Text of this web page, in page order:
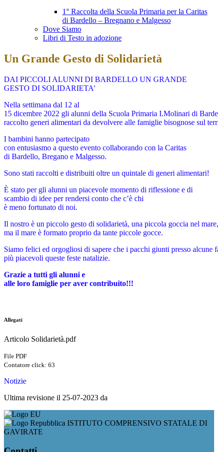
1° Raccolta della Scuola Primaria per la Caritas
di Bardello – Bregnano e Malgesso
Dove Siamo
Libri di Testo in adozione
Un Grande Gesto di Solidarietà
DAI PICCOLI ALUNNI DI BARDELLO UN GRANDE
GESTO DI SOLIDARIETA'
Nella settimana dal 12 al
15 dicembre 2022 gli alunni della Scuola Primaria I.Molinari di
raccolto generi alimentari da devolvere alle famiglie bisognose sul
I bambini hanno partecipato
con entusiasmo a questo evento collaborando con la Caritas
di Bardello, Bregano e Malgesso.
Sono stati raccolti e distribuiti oltre un quintale di generi alimentari!
È stato per gli alunni un piacevole momento di riflessione e di
scambio di idee per rendersi conto che c’è chi
è meno fortunato di noi.
Il nostro è un piccolo gesto di solidarietà, una piccola goccia nel mare,
ma il mare è formato proprio da tante piccole gocce.
Siamo felici ed orgogliosi di sapere che i pacchi giunti presso alcune
più piacevoli queste feste natalizie.
Grazie a tutti gli alunni e
alle loro famiglie per aver contribuito!!!
Allegati
Articolo Solidarietà.pdf
File PDF
Contatore click: 63
Notizie
Ultima revisione il 25-07-2023 da
ISTITUTO COMPRENSIVO STATALE DI
GAVIRATE